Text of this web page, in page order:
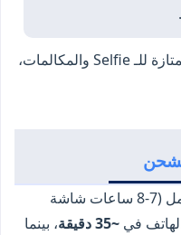
تقدم نتائج ممتازة للـ Selfie والمكالمات،
تدير يوم عمل كامل (7-8 ساعات شاشة
في ~35 دقيقة
، بينما